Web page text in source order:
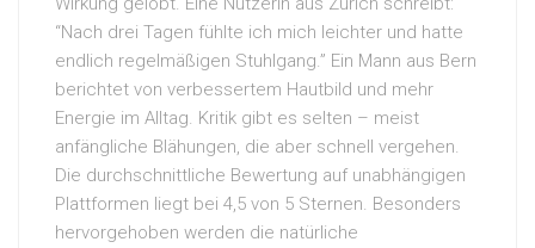
“Nach drei Tagen fühlte ich mich leichter und hatte
endlich regelmäßigen Stuhlgang.” Ein Mann aus Bern
berichtet von verbessertem Hautbild und mehr
Energie im Alltag. Kritik gibt es selten – meist
anfängliche Blähungen, die aber schnell vergehen.
Die durchschnittliche Bewertung auf unabhängigen
Plattformen liegt bei 4,5 von 5 Sternen. Besonders
hervorgehoben werden die natürliche